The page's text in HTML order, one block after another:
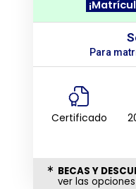
Para
Certificado
BECAS Y
ver las